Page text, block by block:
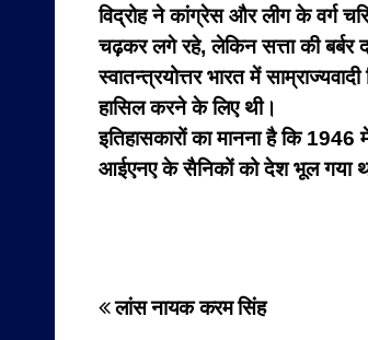
विद्रोह ने कांग्रेस और लीग के वर्ग
चढ़कर लगे रहे, लेकिन सत्ता की बर्बर
स्वातन्त्रयोत्तर भारत में
हासिल करने के लिए थी।
इतिहासकारों का मानना है कि
आईएनए के सैनिकों को देश भूल गया
Post
लांस नायक करम सिंह